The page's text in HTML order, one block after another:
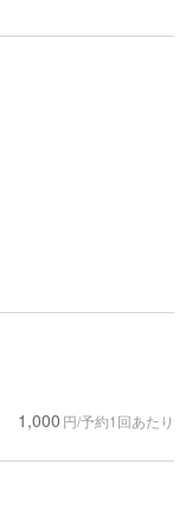
1,000 円/予約1回あたり